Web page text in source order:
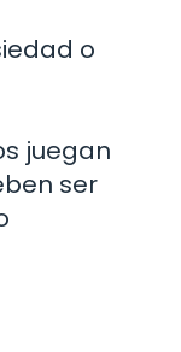
o
juegan
ser